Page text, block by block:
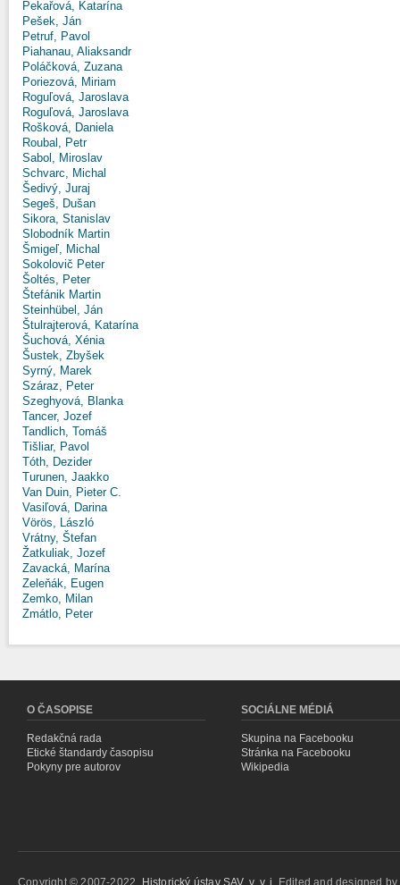
Pekařová, Katarína
Pešek, Ján
Petruf, Pavol
Piahanau, Aliaksandr
Poláčková, Zuzana
Poriezová, Miriam
Roguľová, Jaroslava
Roguľová, Jaroslava
Rošková, Daniela
Roubal, Petr
Sabol, Miroslav
Schvarc, Michal
Šedivý, Juraj
Segeš, Dušan
Sikora, Stanislav
Slobodník Martin
Šmigeľ, Michal
Sokolovič Peter
Šoltés, Peter
Štefánik Martin
Steinhübel, Ján
Štulrajterová, Katarína
Šuchová, Xénia
Šustek, Zbyšek
Syrný, Marek
Száraz, Peter
Szeghyová, Blanka
Tancer, Jozef
Tandlich, Tomáš
Tišliar, Pavol
Tóth, Dezider
Turunen, Jaakko
Van Duin, Pieter C.
Vasiľová, Darina
Vörös, László
Vrátny, Štefan
Žatkuliak, Jozef
Zavacká, Marína
Zeleňák, Eugen
Zemko, Milan
Zmátlo, Peter
O ČASOPISE
Redakčná rada
Etické štandardy časopisu
Pokyny pre autorov
SOCIÁLNE MÉDIÁ
Skupina na Facebooku
Stránka na Facebooku
Wikipedia